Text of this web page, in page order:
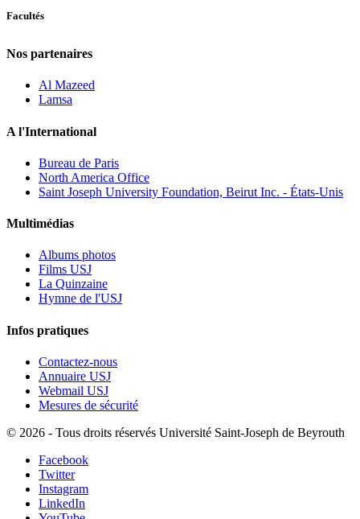
Facultés
Nos partenaires
Al Mazeed
Lamsa
A l'International
Bureau de Paris
North America Office
Saint Joseph University Foundation, Beirut Inc. - États-Unis
Multimédias
Albums photos
Films USJ
La Quinzaine
Hymne de l'USJ
Infos pratiques
Contactez-nous
Annuaire USJ
Webmail USJ
Mesures de sécurité
© 2026 - Tous droits réservés Université Saint-Joseph de Beyrouth
Facebook
Twitter
Instagram
LinkedIn